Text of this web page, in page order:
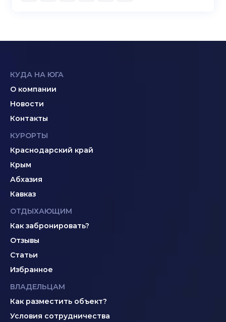
КУДА НА ЮГА
О компании
Новости
Контакты
КУРОРТЫ
Краснодарский край
Крым
Абхазия
Кавказ
ОТДЫХАЮЩИМ
Как забронировать?
Отзывы
Статьи
Избранное
ВЛАДЕЛЬЦАМ
Как разместить объект?
Условия сотрудничества